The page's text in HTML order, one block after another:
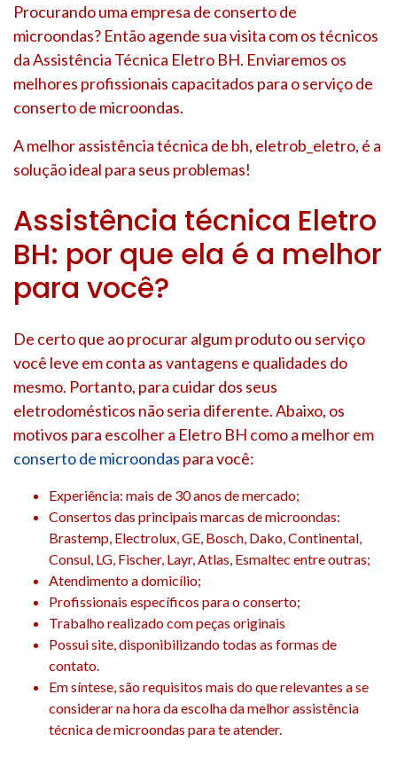
Procurando uma empresa de conserto de
microondas? Então agende sua visita com os técnicos
da Assistência Técnica Eletro BH. Enviaremos os
melhores profissionais capacitados para o serviço de
conserto de microondas.
A melhor assistência técnica de bh, eletrob_eletro, é a
solução ideal para seus problemas!
Assistência técnica Eletro
BH: por que ela é a melhor
para você?
De certo que ao procurar algum produto ou serviço
você leve em conta as vantagens e qualidades do
mesmo. Portanto, para cuidar dos seus
eletrodomésticos não seria diferente. Abaixo, os
motivos para escolher a Eletro BH como a melhor em
conserto de microondas para você:
Experiência: mais de 30 anos de mercado;
Consertos das principais marcas de microondas:
Brastemp, Electrolux, GE, Bosch, Dako, Continental,
Consul, LG, Fischer, Layr, Atlas, Esmaltec entre outras;
Atendimento a domicílio;
Profissionais específicos para o conserto;
Trabalho realizado com peças originais
Possui site, disponibilizando todas as formas de
contato.
Em síntese, são requisitos mais do que relevantes a se
considerar na hora da escolha da melhor assistência
técnica de microondas para te atender.